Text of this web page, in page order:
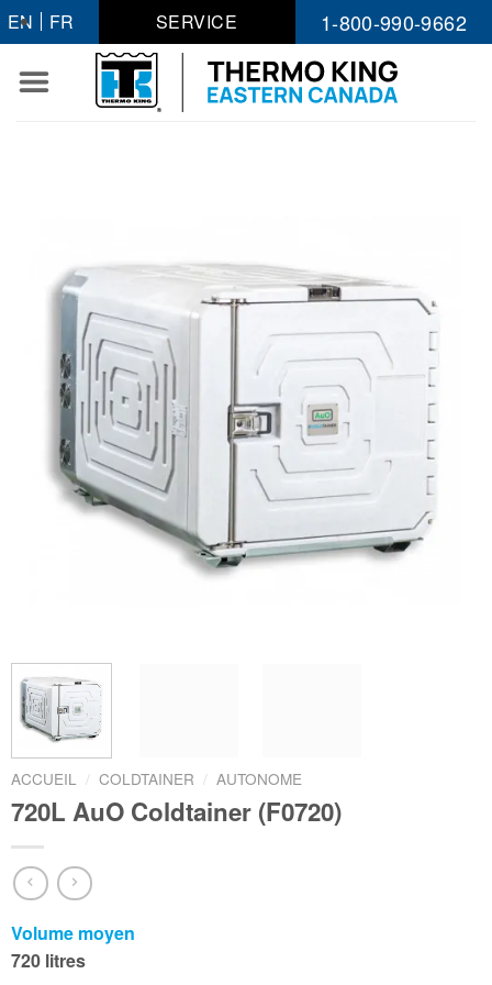
Passer
au
contenu
EN FR SERVICE 1-800-990-9662
ACCUEIL / COLDTAINER / AUTONOME
720L AuO Coldtainer (F0720)
Volume moyen
720 litres